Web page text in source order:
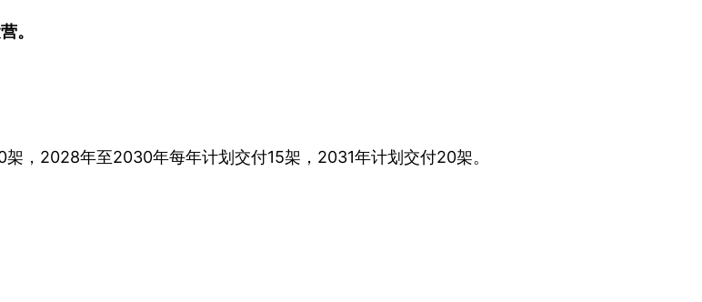
。
，2028年至2030年每年计划交付15架，2031年计划交付20架。